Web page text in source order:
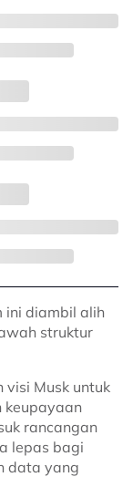
ini diambil alih
struktur
visi Musk untuk
keupayaan
rancangan
lepas bagi
data yang